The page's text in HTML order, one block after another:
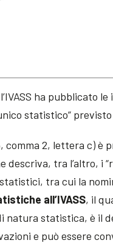
ha pubblicato
statistico” previsto
comma 2, lettera c) è
descriva, tra l’altro, i
tra cui la
all’IVASS, il
natura statistica, è il
e può essere